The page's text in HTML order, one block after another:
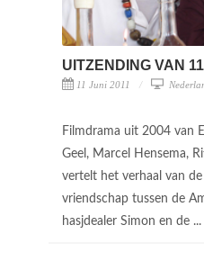
UITZENDING VAN
11 Juni 2011
Filmdrama uit 2004 van
Geel, Marcel Hensema,
vertelt het verhaal van
vriendschap tussen de
hasjdealer Simon en de ...